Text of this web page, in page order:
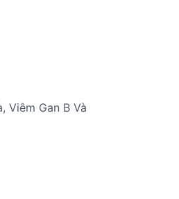
Viêm Gan B Và